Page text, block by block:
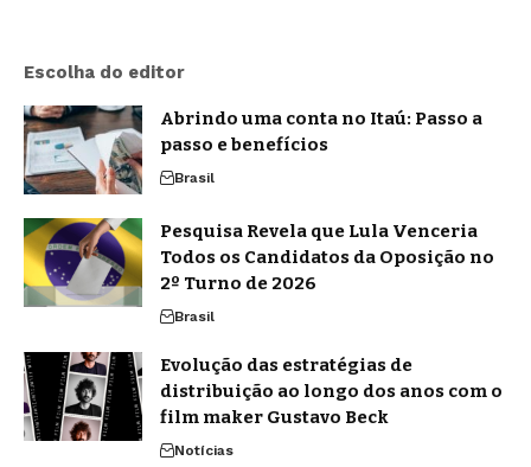
Escolha do editor
Abrindo uma conta no Itaú: Passo a
passo e benefícios
Brasil
Pesquisa Revela que Lula Venceria
Todos os Candidatos da Oposição no
2º Turno de 2026
Brasil
Evolução das estratégias de
distribuição ao longo dos anos com o
film maker Gustavo Beck
Notícias